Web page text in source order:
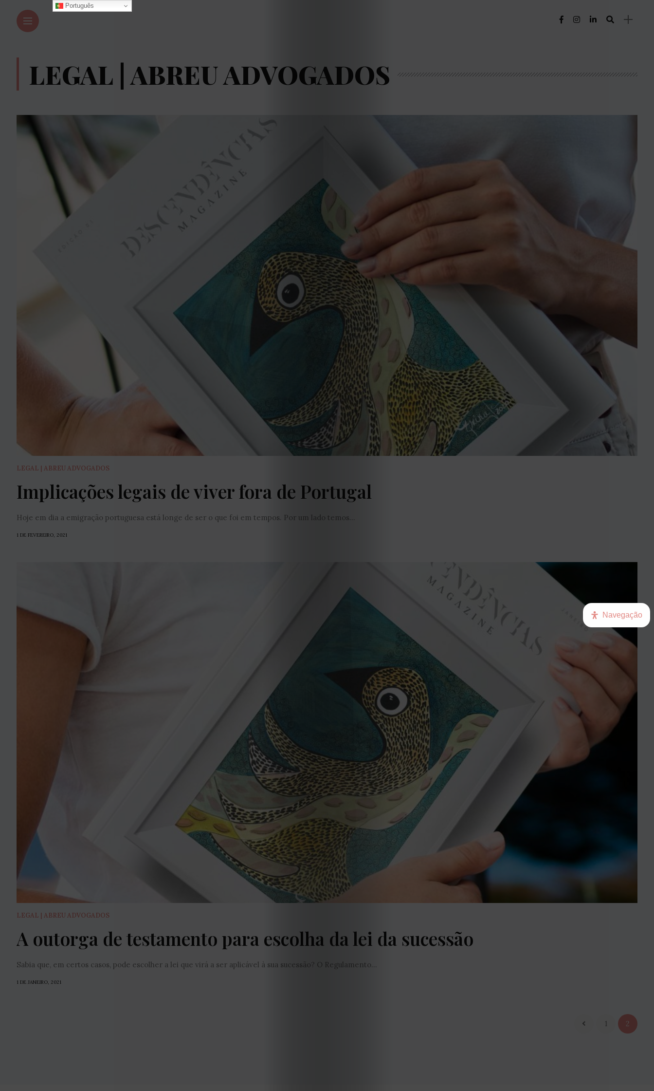
DE
2024
2021
Obras
Capa
Contactos
Estatuto
Editorial
Política
de
privacidade
Termos
e
LEGAL | ABREU ADVOGADOS
LEGAL | ABREU ADVOGADOS
Implicações legais de viver fora de Portugal
Hoje em dia a emigração portuguesa está longe de ser o que foi em tempos. Por um lado temos...
1 DE FEVEREIRO, 2021
LEGAL | ABREU ADVOGADOS
A outorga de testamento para escolha da lei da sucessão
Sabia que, em certos casos, pode escolher a lei que virá a ser aplicável à sua sucessão? O Regulamento...
1 DE JANEIRO, 2021
1 2
Português
Navegação